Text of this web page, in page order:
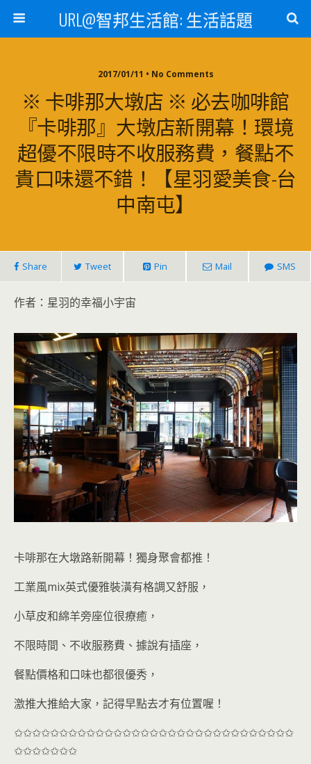
URL@智邦生活館: 生活話題
2017/01/11 • No Comments
※ 卡啡那大墩店 ※ 必去咖啡館
『卡啡那』大墩店新開幕！環境
超優不限時不收服務費，餐點不
貴口味還不錯！【星羽愛美食-台
中南屯】
Share Tweet Pin Mail SMS
作者：星羽的幸福小宇宙
卡啡那在大墩路新開幕！獨身聚會都推！
工業風mix英式優雅裝潢有格調又舒服，
小草皮和綿羊旁座位很療癒，
不限時間、不收服務費、據說有插座，
餐點價格和口味也都很優秀，
激推大推給大家，記得早點去才有位置喔！
✩✩✩✩✩✩✩✩✩✩✩✩✩✩✩✩✩✩✩✩✩✩✩✩✩✩✩✩✩✩✩
✩✩✩✩✩✩✩